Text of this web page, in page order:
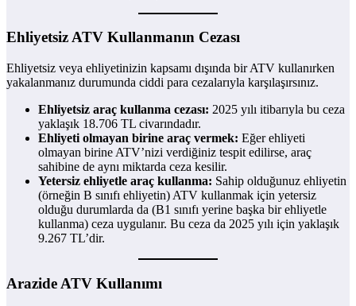
Ehliyetsiz ATV Kullanmanın Cezası
Ehliyetsiz veya ehliyetinizin kapsamı dışında bir ATV kullanırken
yakalanmanız durumunda ciddi para cezalarıyla karşılaşırsınız.
Ehliyetsiz araç kullanma cezası: 2025 yılı itibarıyla bu ceza
yaklaşık 18.706 TL civarındadır.
Ehliyeti olmayan birine araç vermek: Eğer ehliyeti
olmayan birine ATV’nizi verdiğiniz tespit edilirse, araç
sahibine de aynı miktarda ceza kesilir.
Yetersiz ehliyetle araç kullanma: Sahip olduğunuz ehliyetin
(örneğin B sınıfı ehliyetin) ATV kullanmak için yetersiz
olduğu durumlarda da (B1 sınıfı yerine başka bir ehliyetle
kullanma) ceza uygulanır. Bu ceza da 2025 yılı için yaklaşık
9.267 TL’dir.
Arazide ATV Kullanımı